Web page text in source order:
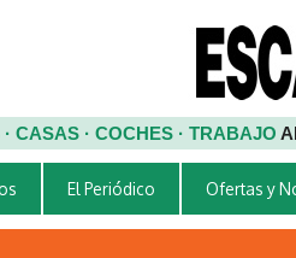
· CASAS · COCHES · TRABAJO
El Periódico Ofertas y